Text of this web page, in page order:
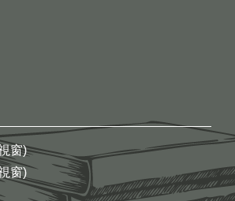
窗)
窗)